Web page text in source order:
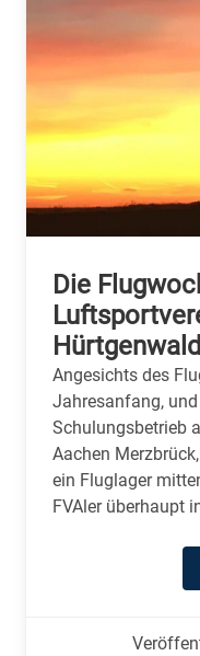
Die
Hürtgenwald
Angesichts des
Jahresanfang,
Schulungsbetrieb
Aachen
ein Fluglager
FVAler überhaupt